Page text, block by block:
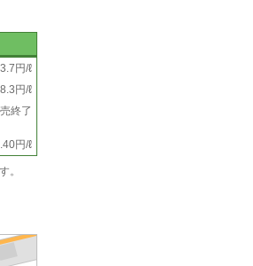
円/ℓ
円/ℓ
終了
円/ℓ
。